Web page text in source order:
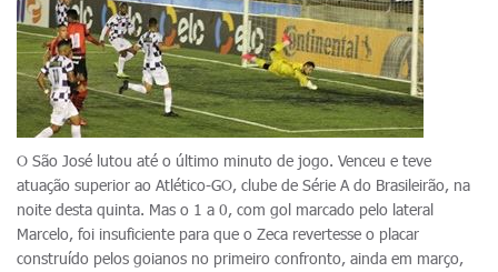
O São José lutou até o último minuto de jogo. Venceu e teve
atuação superior ao Atlético-GO, clube de Série A do Brasileirão, na
noite desta quinta. Mas o 1 a 0, com gol marcado pelo lateral
Marcelo, foi insuficiente para que o Zeca revertesse o placar
construído pelos goianos no primeiro confronto, ainda em março,